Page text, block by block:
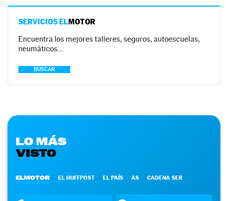
SERVICIOS ELMOTOR
Encuentra los mejores talleres, seguros, autoescuelas,
neumáticos…
BUSCAR
LO MÁS
VISTO
ELMOTOR EL HUFFPOST EL PAÍS AS CADENA SER